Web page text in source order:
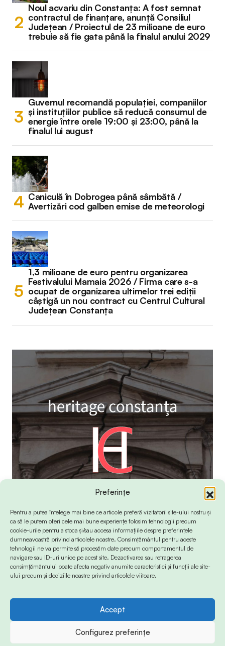
Preferințe
Pentru a putea înțelege mai bine ce articole preferă vizitatorii site-ului nostru și
ca să le putem oferi cele mai bune experiențe folosim tehnologii precum
cookie-urile pentru a stoca și/sau accesa informațiile despre preferințele
dumneavoastră privind articolele noastre. Consimțământul pentru aceste
tehnologii ne va permite să procesăm date precum comportamentul de
navigare sau ID-uri unice pe acest site. Dezactivarea sau retragerea
consimțământului poate afecta negativ anumite caracteristici și funcții ale site-
ului precum și deciziile noastre privind articolele viitoare.
Accept
Configurez preferințe
Noul acvariu din Constanța: A fost semnat
contractul de finanțare, anunță Consiliul
Județean / Proiectul de 23 milioane de euro
trebuie să fie gata până la finalul anului 2029
Guvernul recomandă populației, companiilor
și instituțiilor publice să reducă consumul de
energie între orele 19:00 și 23:00, până la
finalul lui august
Caniculă în Dobrogea până sâmbătă /
Avertizări cod galben emise de meteorologi
1,3 milioane de euro pentru organizarea
Festivalului Mamaia 2026 / Firma care s-a
ocupat de organizarea ultimelor trei ediții
câștigă un nou contract cu Centrul Cultural
Județean Constanța
© 2024 Info-Sud-Est. All Rights Reserved.